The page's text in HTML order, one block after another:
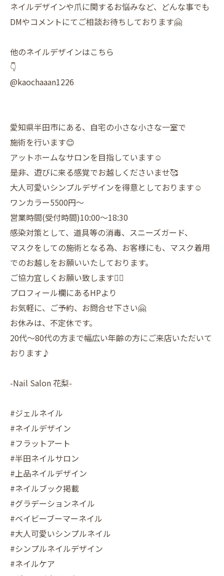
ネイルデザインや爪に関するお悩みなど、どんな事でも
DMやコメントにてご相談お待ちしております🤗
他のネイルデザインはこちら
👇
@kaochaaan1226
愛知県半田市にある、自宅の小さな小さな一室で
施術を行います😊
アットホームなサロンを目指しています☺️
是非、遊びに来る感覚でお越しくださいませ🥰
大人可愛いシンプルデザインを得意としております☺️
ワンカラー5500円〜
営業時間(受付時間)10:00〜18:30
感染対策として、道具等の消毒、スニーズガード、
マスクをしての施術となる為、お客様にも、マスク着用
でのお越しをお願いいたしております。
ご協力宜しくお願い致します🙇‍♀️
プロフィール欄にあるHPより
お気軽に、ご予約、お問合せ下さい🤗
お休みは、不定休です。
20代〜80代の方まで幅広い年齢の方にご来店いただいて
おります♪
-Nail Salon 花梨-
#ジェルネイル
#ネイルデザイン
#フラットアート
#半田ネイルサロン
#上品ネイルデザイン
#ネイルブック掲載
#グラデーションネイル
#ベイビーブーマーネイル
#大人可愛いシンプルネイル
#シンプルネイルデザイン
#ネイルケア